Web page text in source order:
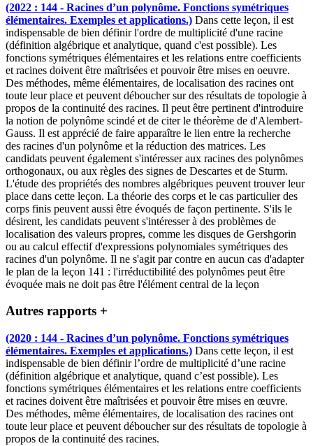
(2022 : 144 - Racines d’un polynôme. Fonctions symétriques
élémentaires. Exemples et applications.) Dans cette leçon, il est
indispensable de bien définir l'ordre de multiplicité d'une racine
(définition algébrique et analytique, quand c'est possible). Les
fonctions symétriques élémentaires et les relations entre coefficients
et racines doivent être maîtrisées et pouvoir être mises en oeuvre.
Des méthodes, même élémentaires, de localisation des racines ont
toute leur place et peuvent déboucher sur des résultats de topologie à
propos de la continuité des racines. Il peut être pertinent d'introduire
la notion de polynôme scindé et de citer le théorème de d'Alembert-
Gauss. Il est apprécié de faire apparaître le lien entre la recherche
des racines d'un polynôme et la réduction des matrices. Les
candidats peuvent également s'intéresser aux racines des polynômes
orthogonaux, ou aux règles des signes de Descartes et de Sturm.
L'étude des propriétés des nombres algébriques peuvent trouver leur
place dans cette leçon. La théorie des corps et le cas particulier des
corps finis peuvent aussi être évoqués de façon pertinente. S'ils le
désirent, les candidats peuvent s'intéresser à des problèmes de
localisation des valeurs propres, comme les disques de Gershgorin
ou au calcul effectif d'expressions polynomiales symétriques des
racines d'un polynôme. Il ne s'agit par contre en aucun cas d'adapter
le plan de la leçon 141 : l'irréductibilité des polynômes peut être
évoquée mais ne doit pas être l'élément central de la leçon
Autres rapports +
(2020 : 144 - Racines d’un polynôme. Fonctions symétriques
élémentaires. Exemples et applications.) Dans cette leçon, il est
indispensable de bien définir l’ordre de multiplicité d’une racine
(définition algébrique et analytique, quand c’est possible). Les
fonctions symétriques élémentaires et les relations entre coefficients
et racines doivent être maîtrisées et pouvoir être mises en œuvre.
Des méthodes, même élémentaires, de localisation des racines ont
toute leur place et peuvent déboucher sur des résultats de topologie à
propos de la continuité des racines.